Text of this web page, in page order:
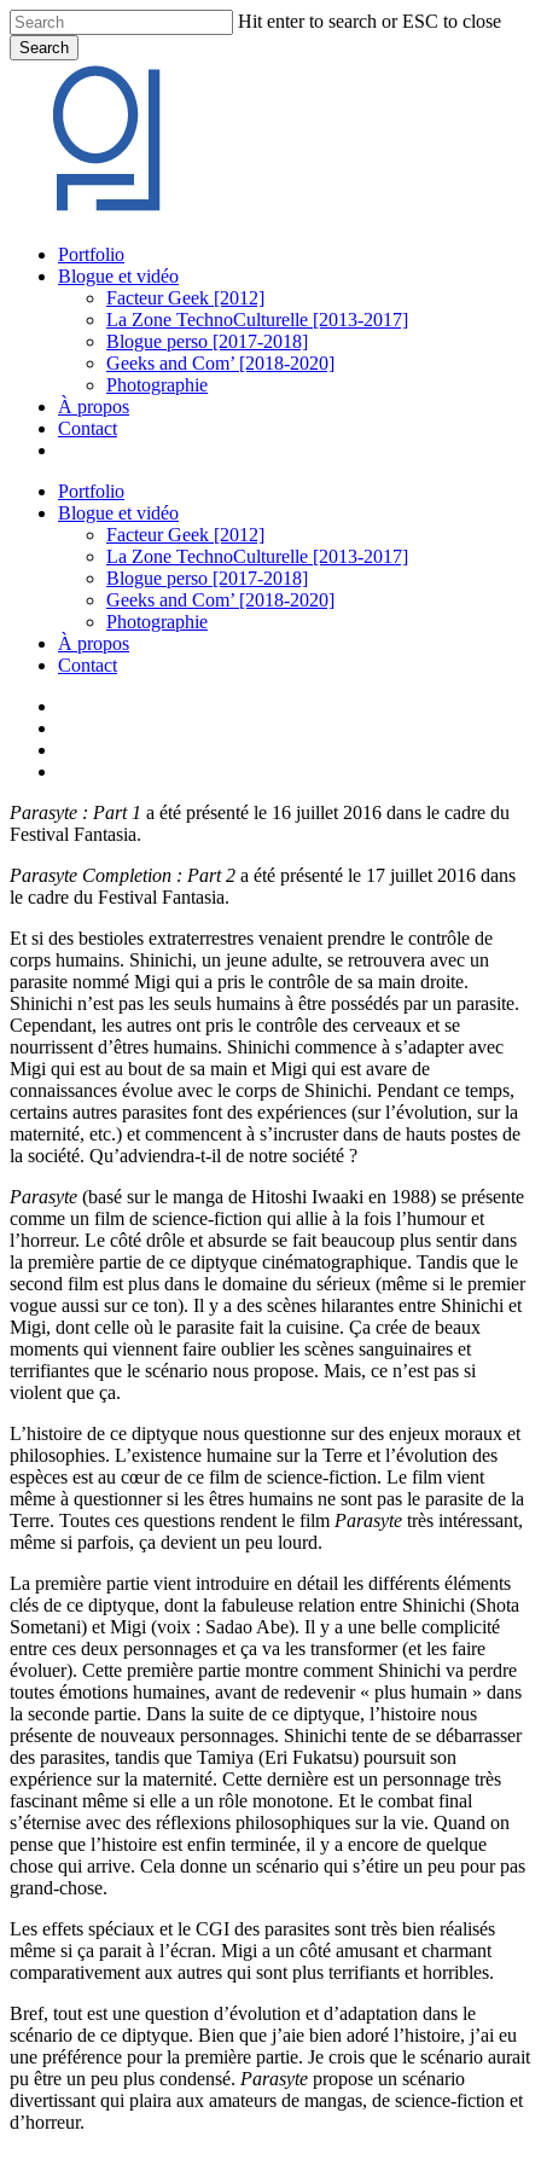
Skip
to
main
content
Hit enter to search or ESC to close
Search
Search
Menu
Portfolio
Blogue et vidéo
Facteur Geek [2012]
La Zone TechnoCulturelle [2013-2017]
Blogue perso [2017-2018]
Geeks and Com’ [2018-2020]
Photographie
À propos
Contact
Portfolio
Blogue et vidéo
Facteur Geek [2012]
La Zone TechnoCulturelle [2013-2017]
Blogue perso [2017-2018]
Geeks and Com’ [2018-2020]
Photographie
À propos
Contact
Parasyte : Part 1 a été présenté le 16 juillet 2016 dans le cadre du
Festival Fantasia.
Parasyte Completion : Part 2 a été présenté le 17 juillet 2016 dans
le cadre du Festival Fantasia.
Et si des bestioles extraterrestres venaient prendre le contrôle de
corps humains. Shinichi, un jeune adulte, se retrouvera avec un
parasite nommé Migi qui a pris le contrôle de sa main droite.
Shinichi n’est pas les seuls humains à être possédés par un parasite.
Cependant, les autres ont pris le contrôle des cerveaux et se
nourrissent d’êtres humains. Shinichi commence à s’adapter avec
Migi qui est au bout de sa main et Migi qui est avare de
connaissances évolue avec le corps de Shinichi. Pendant ce temps,
certains autres parasites font des expériences (sur l’évolution, sur la
maternité, etc.) et commencent à s’incruster dans de hauts postes de
la société. Qu’adviendra-t-il de notre société ?
Parasyte (basé sur le manga de Hitoshi Iwaaki en 1988) se présente
comme un film de science-fiction qui allie à la fois l’humour et
l’horreur. Le côté drôle et absurde se fait beaucoup plus sentir dans
la première partie de ce diptyque cinématographique. Tandis que le
second film est plus dans le domaine du sérieux (même si le premier
vogue aussi sur ce ton). Il y a des scènes hilarantes entre Shinichi et
Migi, dont celle où le parasite fait la cuisine. Ça crée de beaux
moments qui viennent faire oublier les scènes sanguinaires et
terrifiantes que le scénario nous propose. Mais, ce n’est pas si
violent que ça.
L’histoire de ce diptyque nous questionne sur des enjeux moraux et
philosophies. L’existence humaine sur la Terre et l’évolution des
espèces est au cœur de ce film de science-fiction. Le film vient
même à questionner si les êtres humains ne sont pas le parasite de la
Terre. Toutes ces questions rendent le film Parasyte très intéressant,
même si parfois, ça devient un peu lourd.
La première partie vient introduire en détail les différents éléments
clés de ce diptyque, dont la fabuleuse relation entre Shinichi (Shota
Sometani) et Migi (voix : Sadao Abe). Il y a une belle complicité
entre ces deux personnages et ça va les transformer (et les faire
évoluer). Cette première partie montre comment Shinichi va perdre
toutes émotions humaines, avant de redevenir « plus humain » dans
la seconde partie. Dans la suite de ce diptyque, l’histoire nous
présente de nouveaux personnages. Shinichi tente de se débarrasser
des parasites, tandis que Tamiya (Eri Fukatsu) poursuit son
expérience sur la maternité. Cette dernière est un personnage très
fascinant même si elle a un rôle monotone. Et le combat final
s’éternise avec des réflexions philosophiques sur la vie. Quand on
pense que l’histoire est enfin terminée, il y a encore de quelque
chose qui arrive. Cela donne un scénario qui s’étire un peu pour pas
grand-chose.
Les effets spéciaux et le CGI des parasites sont très bien réalisés
même si ça parait à l’écran. Migi a un côté amusant et charmant
comparativement aux autres qui sont plus terrifiants et horribles.
Bref, tout est une question d’évolution et d’adaptation dans le
scénario de ce diptyque. Bien que j’aie bien adoré l’histoire, j’ai eu
une préférence pour la première partie. Je crois que le scénario aurait
pu être un peu plus condensé. Parasyte propose un scénario
divertissant qui plaira aux amateurs de mangas, de science-fiction et
d’horreur.